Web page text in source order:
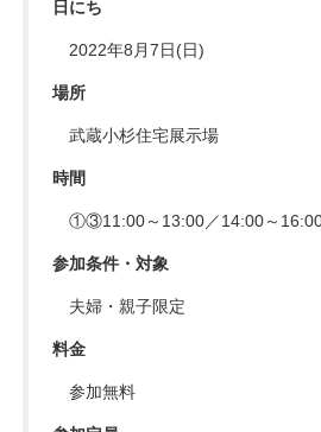
日にち
2022年8月7日(日)
場所
武蔵小杉住宅展示場
時間
①③11:00～13:00／14:00～
参加条件・対象
夫婦・親子限定
料金
参加無料